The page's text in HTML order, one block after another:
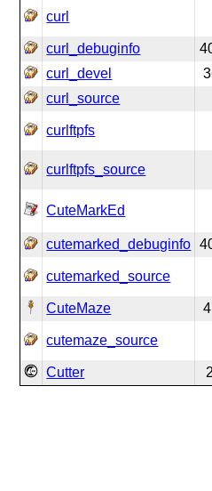
curl
curl_debuginfo
curl_devel
curl_source
curlftpfs
curlftpfs_source
CuteMarkEd
cutemarked_debuginfo
cutemarked_source
CuteMaze
cutemaze_source
Cutter